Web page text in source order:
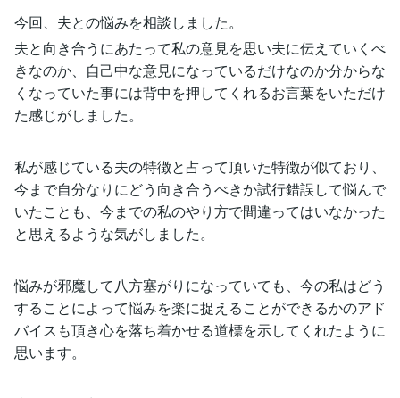
今回、夫との悩みを相談しました。
夫と向き合うにあたって私の意見を思い夫に伝えていくべ
きなのか、自己中な意見になっているだけなのか分からな
くなっていた事には背中を押してくれるお言葉をいただけ
た感じがしました。
私が感じている夫の特徴と占って頂いた特徴が似ており、
今まで自分なりにどう向き合うべきか試行錯誤して悩んで
いたことも、今までの私のやり方で間違ってはいなかった
と思えるような気がしました。
悩みが邪魔して八方塞がりになっていても、今の私はどう
することによって悩みを楽に捉えることができるかのアド
バイスも頂き心を落ち着かせる道標を示してくれたように
思います。